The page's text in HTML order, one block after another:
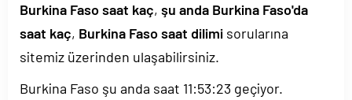
Burkina Faso saat kaç, şu anda Burkina Faso'da
saat kaç, Burkina Faso saat dilimi sorularına
sitemiz üzerinden ulaşabilirsiniz.
Burkina Faso şu anda saat 11:53:23 geçiyor.